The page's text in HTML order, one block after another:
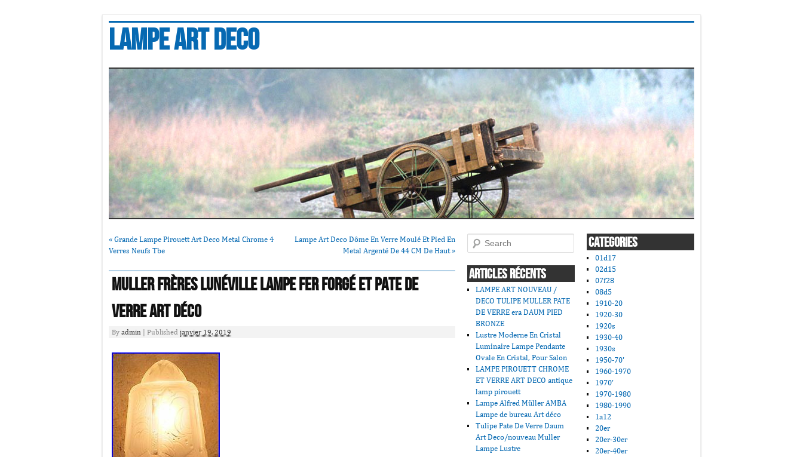
Lampe art deco
« Grande Lampe Pirouett Art Deco Metal Chrome 4
Verres Neufs Tbe
Lampe Art Deco Dôme En Verre Moulé Et Pied En
Metal Argenté De 44 CM De Haut»
Muller Frères Lunéville lampe fer forgé et pate de
verre art déco
By admin Published janvier 19, 2019
Search
ARTICLES RÉCENTS
LAMPE ART NOUVEAU /
DECO TULIPE MULLER PATE
DE VERRE era DAUM PIED
BRONZE
Lustre Moderne En Cristal
Luminaire Lampe Pendante
Ovale En Cristal, Pour Salon
LAMPE PIROUETT CHROME
ET VERRE ART DECO antique
lamp pirouett
Lampe Alfred Müller AMBA
Lampe de bureau Art déco
Tulipe Pate De Verre Daum
Art Deco/nouveau Muller
Lampe Lustre
CATEGORIES
01d17
02d15
07f28
08d5
1910-20
1920-30
1920s
1930-40
1930s
1950-70'
1960-1970
1970'
1970-1980
1980-1990
1a12
20er
20er-30er
20er-40er